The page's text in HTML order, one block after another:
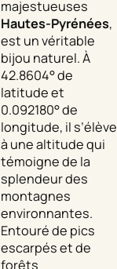
majestueuses
Hautes-Pyrénées,
est un véritable
bijou naturel. À
42.8604° de
latitude et
0.092180° de
longitude, il s’élève
à une altitude qui
témoigne de la
splendeur des
montagnes
environnantes.
Entouré de pics
escarpés et de
forêts